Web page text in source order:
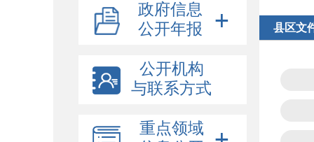
政府信息
公开年报
公开机构
与联系方式
重点领域
县区文